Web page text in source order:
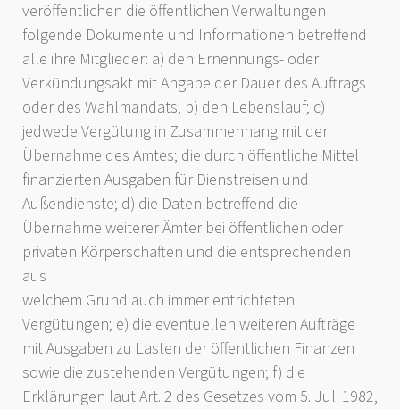
veröffentlichen die öffentlichen Verwaltungen
folgende Dokumente und Informationen betreffend
alle ihre Mitglieder: a) den Ernennungs- oder
Verkündungsakt mit Angabe der Dauer des Auftrags
oder des Wahlmandats; b) den Lebenslauf; c)
jedwede Vergütung in Zusammenhang mit der
Übernahme des Amtes; die durch öffentliche Mittel
finanzierten Ausgaben für Dienstreisen und
Außendienste; d) die Daten betreffend die
Übernahme weiterer Ämter bei öffentlichen oder
privaten Körperschaften und die entsprechenden
aus
welchem Grund auch immer entrichteten
Vergütungen; e) die eventuellen weiteren Aufträge
mit Ausgaben zu Lasten der öffentlichen Finanzen
sowie die zustehenden Vergütungen; f) die
Erklärungen laut Art. 2 des Gesetzes vom 5. Juli 1982,